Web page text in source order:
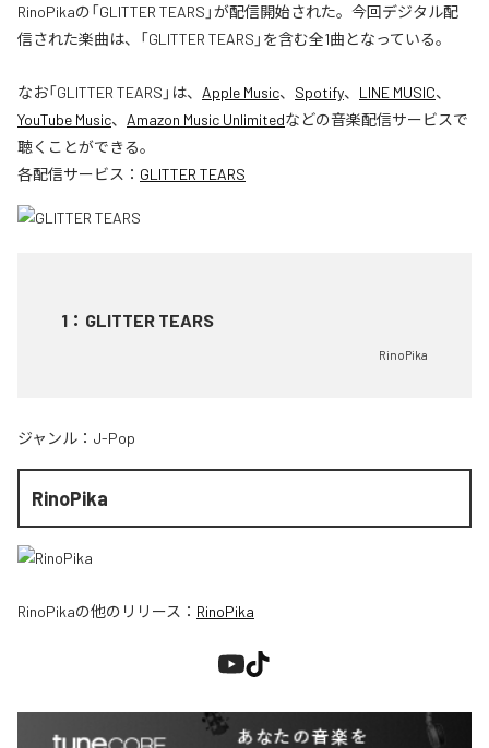
RinoPikaの「GLITTER TEARS」が配信開始された。今回デジタル配
信された楽曲は、「GLITTER TEARS」を含む全1曲となっている。
なお「GLITTER TEARS 」は、 Apple Music、 Spotify、 LINE MUSIC、
YouTube Music、 Amazon Music Unlimitedなどの音楽配信サービスで
聴くことができる。
各配信サービス： GLITTER TEARS
1 ： GLITTER TEARS
RinoPika
ジャンル： J-Pop
RinoPika
RinoPikaの他のリリース： RinoPika